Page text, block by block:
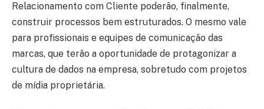
Relacionamento com Cliente poderão, finalmente,
construir processos bem estruturados. O mesmo vale
para profissionais e equipes de comunicação das
marcas, que terão a oportunidade de protagonizar a
cultura de dados na empresa, sobretudo com projetos
de mídia proprietária.